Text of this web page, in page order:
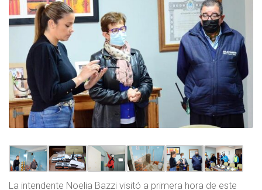
La intendente Noelia Bazzi visitó a primera hora de este